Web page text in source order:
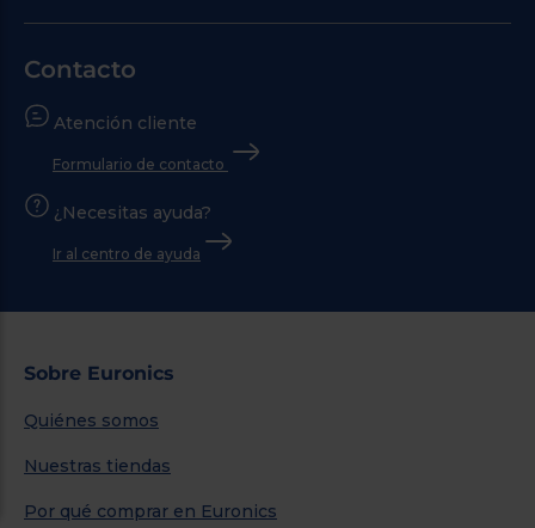
Contacto
Atención cliente
Formulario de contacto
¿Necesitas ayuda?
Ir al centro de ayuda
Sobre Euronics
Quiénes somos
Nuestras tiendas
Por qué comprar en Euronics